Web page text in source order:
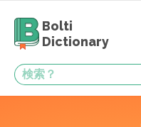
Bolti
Dictionary